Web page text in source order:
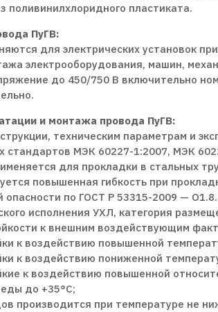
поливинилхлоридного пластиката.
ПуГВ:
для электрических установок
электрооборудования, машин,
до 450/750 В включительно
и монтажа провода ПуГВ:
техническим параметрам и
стандартов МЭК 60227-1:2007, МЭК
для прокладки в стальных
повышенная гибкость при
опасности по ГОСТ Р 53315-2009 —
исполнения УХЛ, категория
к внешним воздействующим
к воздействию повышенной
к воздействию пониженной
к воздействию повышенной
до +35°С;
производится при температуре не